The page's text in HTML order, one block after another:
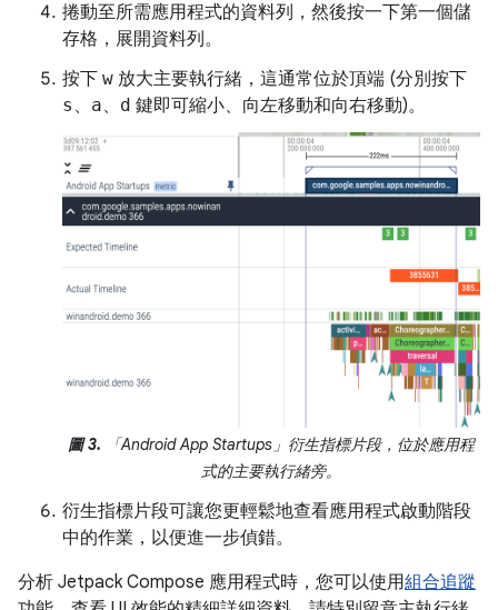
捲動至所需應用程式的資料列，然後按一下第一個儲
存格，展開資料列。
按下 w 放大主要執行緒，這通常位於頂端 (分別按下
s、a、d 鍵即可縮小、向左移動和向右移動)。
圖 3. 「Android App Startups」衍生指標片段，位於應用程
式的主要執行緒旁。
衍生指標片段可讓您更輕鬆地查看應用程式啟動階段
中的作業，以便進一步偵錯。
分析 Jetpack Compose 應用程式時，您可以使用組合追蹤